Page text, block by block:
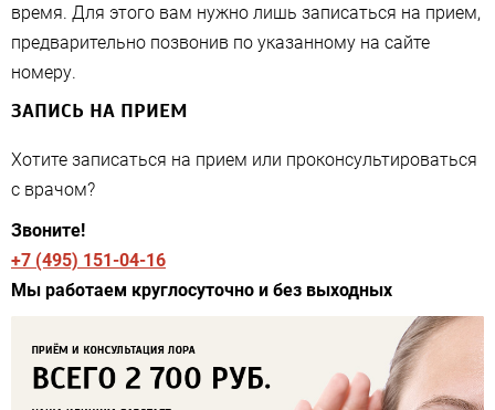
время. Для этого вам нужно лишь записаться на прием,
предварительно позвонив по указанному на сайте
номеру.
ЗАПИСЬ НА ПРИЕМ
Хотите записаться на прием или проконсультироваться
с врачом?
Звоните!
+7 (495) 151-04-16
Мы работаем круглосуточно и без выходных